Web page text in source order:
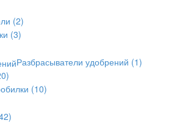
(2)
(3)
Разбрасыватели удобрений (1)
(10)